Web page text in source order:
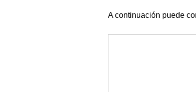
A continuación puede